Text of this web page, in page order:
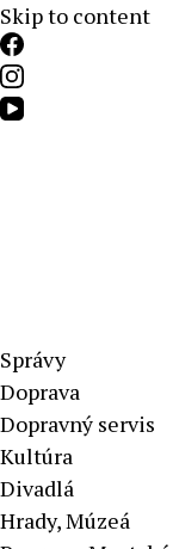
Skip to content
Aktuálne správy –
Správy
Doprava
Dopravný servis
Kultúra
Divadlá
Hrady, Múzeá